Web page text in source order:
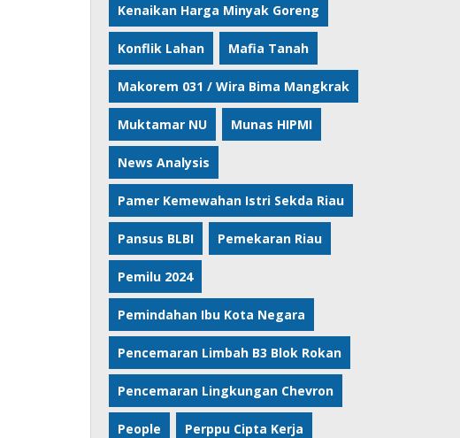
Kenaikan Harga Minyak Goreng
Konflik Lahan Mafia Tanah
Makorem 031 / Wira Bima Mangkrak
Muktamar NU Munas HIPMI
News Analysis
Pamer Kemewahan Istri Sekda Riau
Pansus BLBI Pemekaran Riau
Pemilu 2024
Pemindahan Ibu Kota Negara
Pencemaran Limbah B3 Blok Rokan
Pencemaran Lingkungan Chevron
People Perppu Cipta Kerja